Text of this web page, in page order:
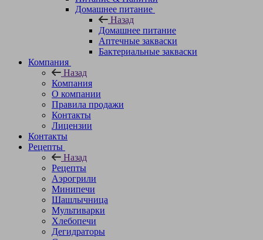
Домашнее питание
Назад
Домашнее питание
Аптечные закваски
Бактериальные закваски
Компания
Назад
Компания
О компании
Правила продажи
Контакты
Лицензии
Контакты
Рецепты
Назад
Рецепты
Аэрогрили
Минипечи
Шашлычница
Мультиварки
Хлебопечи
Дегидраторы